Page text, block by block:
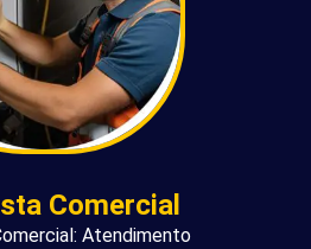
Comercial
Atendimento